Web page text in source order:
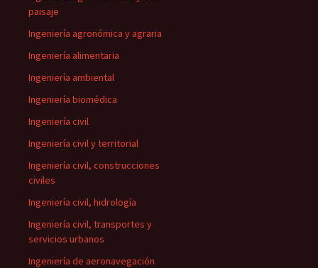
paisaje
Ingeniería agronómica y agraria
Ingeniería alimentaria
Ingeniería ambiental
Ingeniería biomédica
Ingeniería civil
Ingeniería civil y territorial
Ingeniería civil, construcciones
civiles
Ingeniería civil, hidrología
Ingeniería civil, transportes y
servicios urbanos
Ingeniería de aeronavegación